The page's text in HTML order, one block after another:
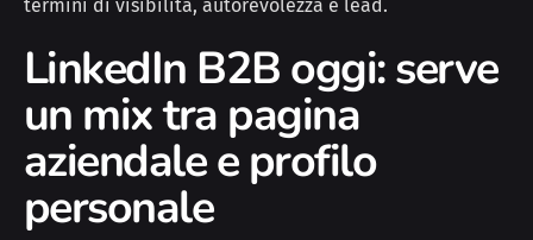
termini di visibilità, autorevolezza e lead.
LinkedIn B2B oggi: serve
un mix tra pagina
aziendale e profilo
personale